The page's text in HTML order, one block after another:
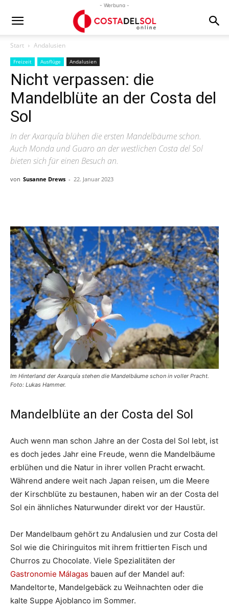
- Werbung -
Start Andalusien
Freizeit Ausflüge Andalusien
Nicht verpassen: die
Mandelblüte an der Costa del
Sol
In der Axarquía blühen die ersten Mandelbäume schon.
Auch Monda und Guaro an der westlichen Costa del Sol
bieten sich für einen Besuch an.
von Susanne Drews - 22. Januar 2023
Im Hinterland der Axarquía stehen die Mandelbäume schon in voller Pracht.
Foto: Lukas Hammer.
Mandelblüte an der Costa del Sol
Auch wenn man schon Jahre an der Costa del Sol lebt, ist
es doch jedes Jahr eine Freude, wenn die Mandelbäume
erblühen und die Natur in ihrer vollen Pracht erwacht.
Während andere weit nach Japan reisen, um die Meere
der Kirschblüte zu bestaunen, haben wir an der Costa del
Sol ein ähnliches Naturwunder direkt vor der Haustür.
Der Mandelbaum gehört zu Andalusien und zur Costa del
Sol wie die Chiringuitos mit ihrem frittierten Fisch und
Churros zu Chocolate. Viele Spezialitäten der
Gastronomie Málagas bauen auf der Mandel auf:
Mandeltorte, Mandelgebäck zu Weihnachten oder die
kalte Suppe Ajoblanco im Sommer.